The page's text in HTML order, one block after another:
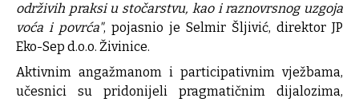
održivih praksi u stočarstvu, kao i raznovrsnog uzgoja
voća i povrća", pojasnio je Selmir Šljivić, direktor JP
Eko-Sep d.o.o. Živinice.
Aktivnim angažmanom i participativnim vježbama,
učesnici su pridonijeli pragmatičnim dijalozima,